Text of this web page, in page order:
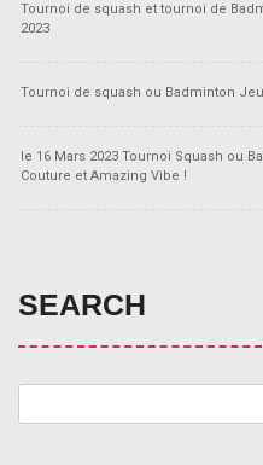
Tournoi de squash et tournoi de
2023
Tournoi de squash ou Badminton
le 16 Mars 2023 Tournoi Squash ou
Couture et Amazing Vibe !
SEARCH